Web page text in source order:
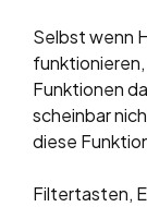
Selbst wenn
Funktionen
scheinbar
diese
Filtertasten,